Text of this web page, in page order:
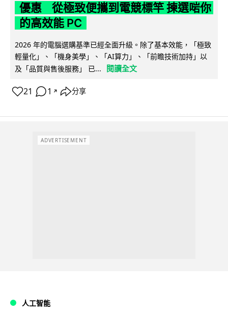
優惠 從極致便攜到電競標竿 揀選啱你
的高效能 PC
2026 年的電腦選購基準已經全面升級。除了基本效能，「極致
輕量化」、「機身美學」、「AI算力」、「前瞻技術加持」以
及「品質與售後服務」 已...
閱讀全文
21 1 ↗ 分享
ADVERTISEMENT
人工智能